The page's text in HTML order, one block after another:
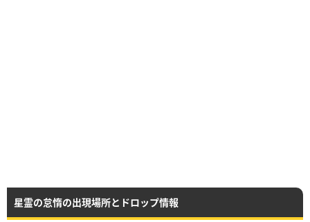
星霊の怠惰の出現場所とドロップ情報